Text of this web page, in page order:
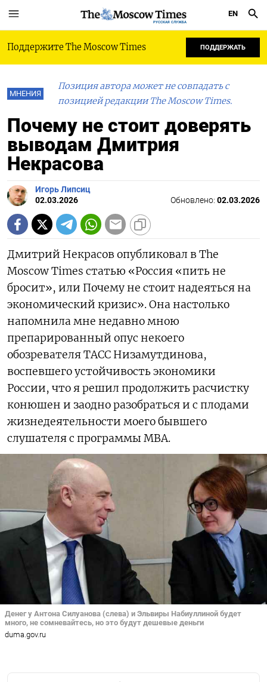
РУССКАЯ СЛУЖБА
EN
Поддержите The Moscow Times ПОДДЕРЖАТЬ
МНЕНИЯ
Позиция автора может не совпадать с
позицией редакции The Moscow Times.
Почему не стоит доверять
выводам Дмитрия
Некрасова
Игорь Липсиц
02.03.2026
Обновлено: 02.03.2026
Дмитрий Некрасов опубликовал в The
Moscow Times статью «Россия «пить не
бросит», или Почему не стоит надеяться на
экономический кризис». Она настолько
напомнила мне недавно мною
препарированный опус некоего
обозревателя ТАСС Низамутдинова,
воспевшего устойчивость экономики
России, что я решил продолжить расчистку
конюшен и заодно разобраться и с плодами
жизнедеятельности моего бывшего
слушателя с программы МВА.
Денег у Антона Силуанова (слева) и Эльвиры Набиуллиной будет
много, не сомневайтесь, но это будут дешевые деньги
duma.gov.ru